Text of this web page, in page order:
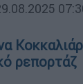
ρεπορτάζ